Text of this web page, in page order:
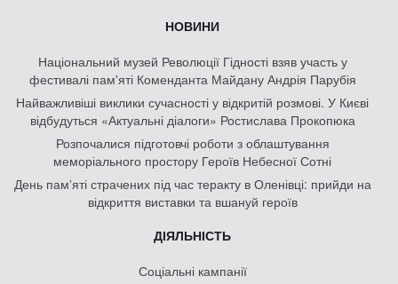
НОВИНИ
Національний музей Революції Гідності взяв участь у
фестивалі пам'яті Коменданта Майдану Андрія Парубія
Найважливіші виклики сучасності у відкритій розмові. У Києві
відбудуться «Актуальні діалоги» Ростислава Прокопюка
Розпочалися підготовчі роботи з облаштування
меморіального простору Героїв Небесної Сотні
День памʼяті страчених під час теракту в Оленівці: прийди на
відкриття виставки та вшануй героїв
ДІЯЛЬНІСТЬ
Соціальні кампанії